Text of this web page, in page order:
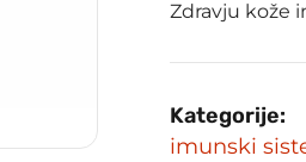
Zdravju kože
Kategorije:
imunski